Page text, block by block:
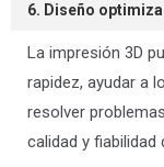
6. Diseño
La impresión 3D
rapidez, ayudar a
resolver
calidad y